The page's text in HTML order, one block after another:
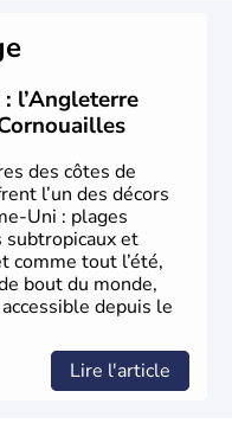
nations constitutives du
plus de 50 millions
à elle seule, près de
Le pays s’est créé au
desAngles
Première démocratie
son développement à
l’Angleterre
des côtes de
l’un des décors
Uni : plages
subtropicaux et
comme tout l’été,
bout du monde,
depuis le
Lire l'article